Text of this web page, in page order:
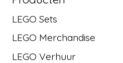
LEGO Sets
LEGO Merchandise
LEGO Verhuur